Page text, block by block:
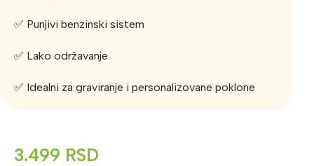
✅ Punjivi benzinski sistem
✅ Lako održavanje
✅ Idealni za graviranje i personalizovane poklone
3.499 RSD